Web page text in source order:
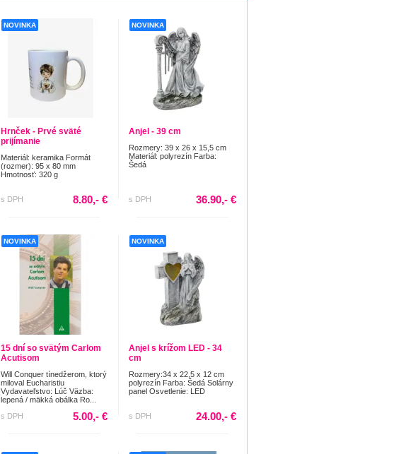
NOVINKA
Hrnček - Prvé sväté
prijímanie
Materiál: keramika Formát
(rozmer): 95 x 80 mm
Hmotnosť: 320 g
s DPH 8.80,- €
NOVINKA
Anjel - 39 cm
Rozmery: 39 x 26 x 15,5 cm
Materiál: polyrezín Farba:
Šedá
s DPH 36.90,- €
NOVINKA
15 dní so svätým Carlom
Acutisom
Will Conquer tínedžerom, ktorý
miloval Eucharistiu
Vydavateľstvo: Lúč Väzba:
lepená / mäkká obálka Ro...
s DPH
5.00,- €
NOVINKA
Anjel s krížom LED - 34
cm
Rozmery:34 x 22,5 x 12 cm
polyrezín Farba: Šedá Solárny
panel Osvetlenie: LED
s DPH 24.00,- €